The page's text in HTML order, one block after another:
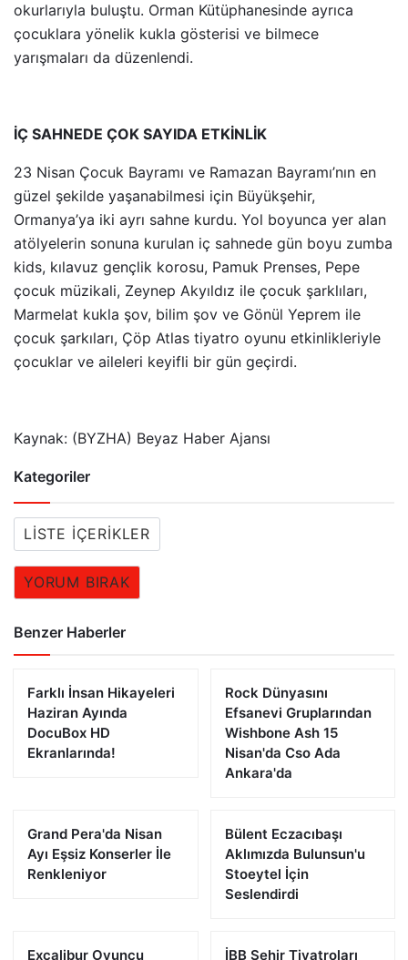
okurlarıyla buluştu. Orman Kütüphanesinde ayrıca
çocuklara yönelik kukla gösterisi ve bilmece
yarışmaları da düzenlendi.
İÇ SAHNEDE ÇOK SAYIDA ETKİNLİK
23 Nisan Çocuk Bayramı ve Ramazan Bayramı’nın en
güzel şekilde yaşanabilmesi için Büyükşehir,
Ormanya’ya iki ayrı sahne kurdu. Yol boyunca yer alan
atölyelerin sonuna kurulan iç sahnede gün boyu zumba
kids, kılavuz gençlik korosu, Pamuk Prenses, Pepe
çocuk müzikali, Zeynep Akyıldız ile çocuk şarklıları,
Marmelat kukla şov, bilim şov ve Gönül Yeprem ile
çocuk şarkıları, Çöp Atlas tiyatro oyunu etkinlikleriyle
çocuklar ve aileleri keyifli bir gün geçirdi.
Kaynak: (BYZHA) Beyaz Haber Ajansı
Kategoriler
LISTE İÇERIKLER
YORUM BIRAK
Benzer Haberler
Farklı İnsan Hikayeleri
Haziran Ayında
DocuBox HD
Ekranlarında!
Rock Dünyasını
Efsanevi Gruplarından
Wishbone Ash 15
Nisan'da Cso Ada
Ankara'da
Grand Pera'da Nisan
Ayı Eşsiz Konserler İle
Renkleniyor
Bülent Eczacıbaşı
Aklımızda Bulunsun'u
Stoeytel İçin
Seslendirdi
Excalibur Oyuncu İBB Şehir Tiyatroları